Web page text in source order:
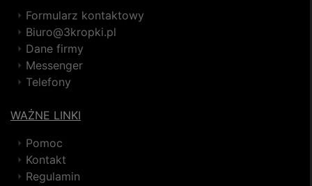
Formularz kontaktowy
Biuro@3kropki.pl
Dane firmy
Messenger
Telefony
WAŻNE LINKI
Pomoc
Kontakt
Regulamin